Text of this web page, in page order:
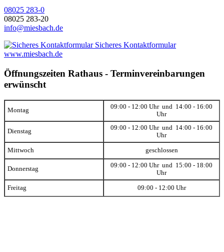
08025 283-0
08025 283-20
info@miesbach.de
Sicheres Kontaktformular
www.miesbach.de
Öffnungszeiten Rathaus - Terminvereinbarungen
erwünscht
Montag
09:00 - 12:00 Uhr und 14:00 - 16:00
Uhr
Dienstag
09:00 - 12:00 Uhr und 14:00 - 16:00
Uhr
Mittwoch geschlossen
Donnerstag
09:00 - 12:00 Uhr und 15:00 - 18:00
Uhr
Freitag 09:00 - 12:00 Uhr